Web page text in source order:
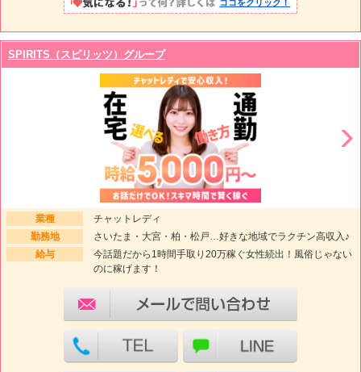
ココをクリック！
SPIRITS（スピリッツ）グループ
業種
チャットレディ
勤務地
さいたま・大宮・柏・松戸…好きな地域でラクチン高収入♪
給与
今話題だから1時間手取り20万稼ぐ女性続出！風俗じゃない
のに稼げます！